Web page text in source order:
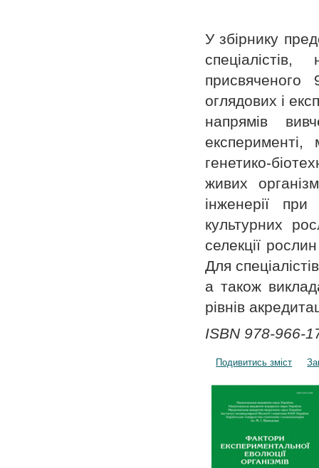
У збірнику
оглядових і
напрямів
експерименті,
генетико-
живих
інженерії при
культурних
селекції
Для
а також
рівнів
ISBN 978-966-
Подивитись зміст